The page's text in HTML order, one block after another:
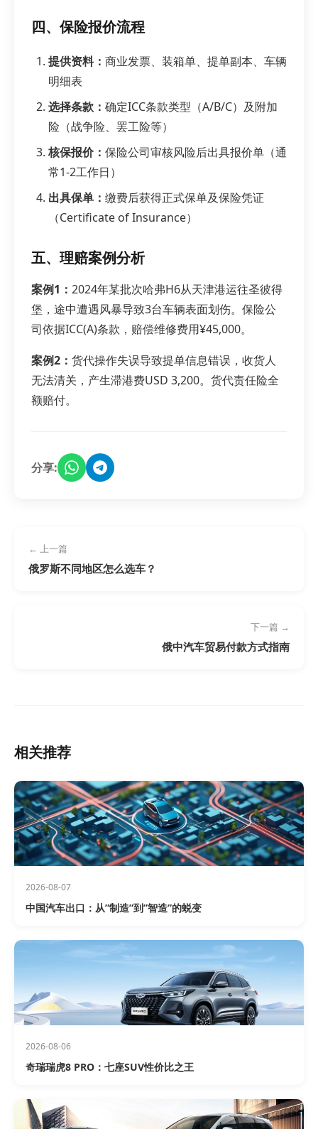
四、保险报价流程
提供资料： 商业发票、装箱单、提单副本、车辆
明细表
选择条款： 确定ICC条款类型（A/B/C）及附加
险（战争险、罢工险等）
核保报价： 保险公司审核风险后出具报价单（通
常1-2工作日）
出具保单： 缴费后获得正式保单及保险凭证
（Certificate of Insurance）
五、理赔案例分析
案例1： 2024年某批次哈弗H6从天津港运往圣彼得
堡，途中遭遇风暴导致3台车辆表面划伤。保险公
司依据ICC(A)条款，赔偿维修费用¥45,000。
案例2： 货代操作失误导致提单信息错误，收货人
无法清关，产生滞港费USD 3,200。货代责任险全
额赔付。
分享:
← 上一篇
俄罗斯不同地区怎么选车？
下一篇 →
俄中汽车贸易付款方式指南
相关推荐
2026-08-07
中国汽车出口：从”制造”到”智造”的蜕变
2026-08-06
奇瑞瑞虎8 PRO：七座SUV性价比之王